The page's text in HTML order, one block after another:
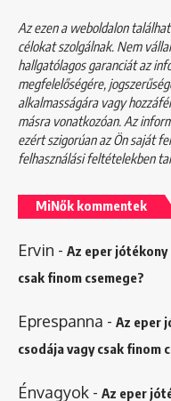
Az ezen a weboldalon
célokat szolgálnak. Nem
hallgatólagos garanciát az
megfelelőségére,
alkalmasságára vagy
másra vonatkozóan. Az
ezért szigorúan az Ön saját
felhasználási feltételekben
MiNők kommentek
Ervin - Az eper jótékony
csak finom csemege?
Eprespanna - Az eper
csodája vagy csak finom
Énvagyok - Az eper